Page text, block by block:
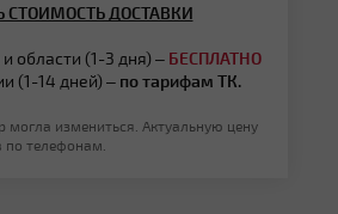
СТОИМОСТЬ ДОСТАВКИ
области (1-3 дня) – БЕСПЛАТНО
(1-14 дней) – по тарифам ТК.
могла измениться. Актуальную цену
по телефонам.